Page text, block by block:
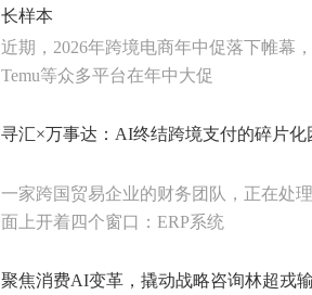
长样本
近期，2026年跨境电商年中促落下帷幕
Temu等众多平台在年中大促
寻汇×万事达：AI终结跨境支付的碎片化
一家跨国贸易企业的财务团队，正在处
面上开着四个窗口：ERP系统
聚焦消费AI变革，撬动战略咨询林超戎